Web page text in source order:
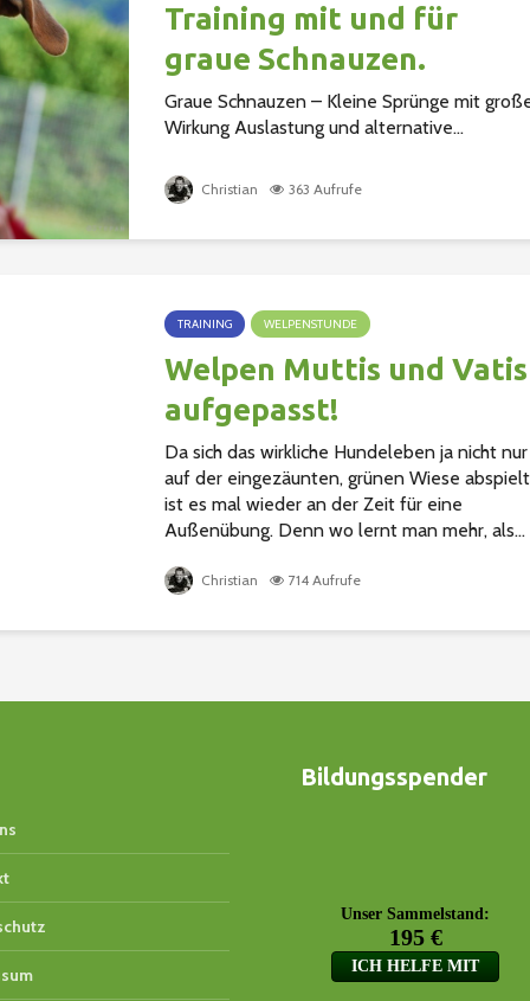
Training mit und für
graue Schnauzen.
Graue Schnauzen – Kleine Sprünge mit
Wirkung Auslastung und alternative...
Christian 363 Aufrufe
TRAINING WELPENSTUNDE
Welpen Muttis und Vatis
aufgepasst!
Da sich das wirkliche Hundeleben ja nicht nur
auf der eingezäunten, grünen Wiese
ist es mal wieder an der Zeit für eine
Außenübung. Denn wo lernt man mehr, als...
Christian 714 Aufrufe
Bildungsspender